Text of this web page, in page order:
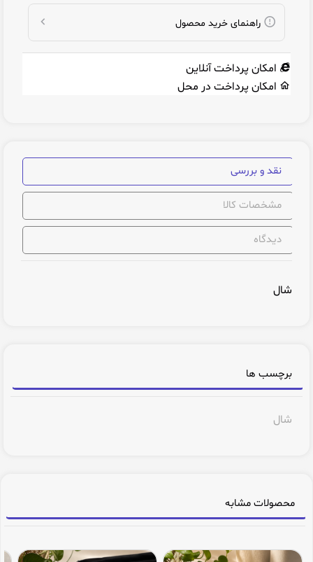
راهنمای خرید محصول
امکان پرداخت آنلاین
امکان پرداخت در محل
نقد و بررسی
مشخصات کالا
دیدگاه
شال
برچسب ها
شال
محصولات مشابه